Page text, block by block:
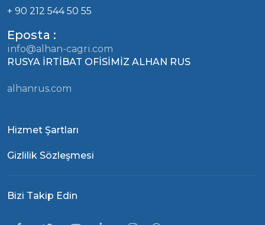
+ 90 212 544 50 55
Eposta :
info@alhan-cagri.com
RUSYA İRTİBAT OFİSİMİZ ALHAN RUS
alhanrus.com
Hizmet Şartları
Gizlilik Sözleşmesi
Bizi Takip Edin